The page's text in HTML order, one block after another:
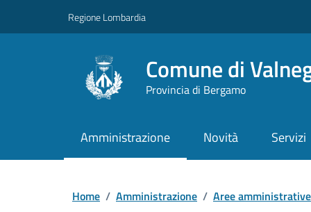
Regione Lombardia
Comune di
Provincia di Bergamo
Amministrazione Novità Servizi
Home / Amministrazione / Aree amministrative